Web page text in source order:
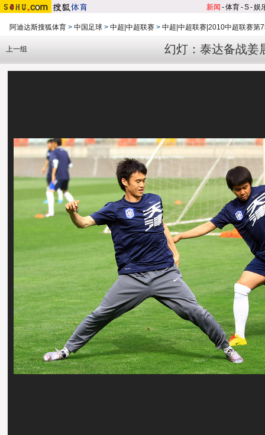
新闻 -体育-S-娱
阿迪达斯搜狐体育 > 中国足球 > 中超|中超联赛 > 中超|中超联赛|2010中超联赛第
幻灯：泰达备战姜
上一组